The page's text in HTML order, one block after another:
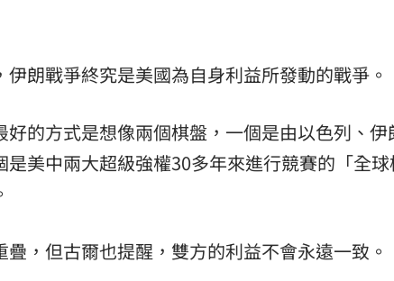
朗戰爭終究是美國為自身利益所發動的戰爭。
的方式是想像兩個棋盤，一個是由以色列、
美中兩大超級強權30多年來進行競賽的「全
，但古爾也提醒，雙方的利益不會永遠一致。